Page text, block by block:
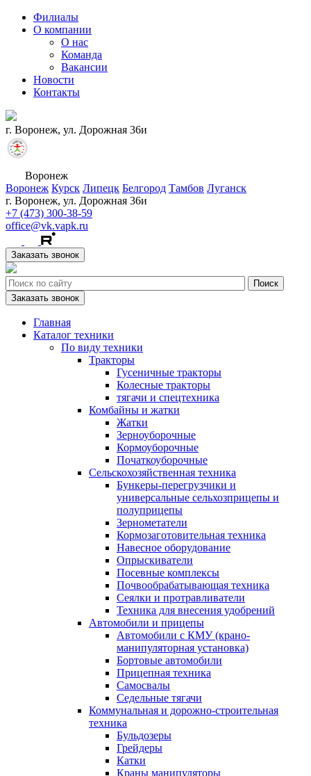
Филиалы
О компании
О нас
Команда
Вакансии
Новости
Контакты
г. Воронеж, ул. Дорожная 36и
Воронеж
Воронеж Курск Липецк Белгород Тамбов Луганск
г. Воронеж, ул. Дорожная 36и
+7 (473) 300-38-59
office@vk.vapk.ru
Заказать звонок
Заказать звонок
Главная
Каталог техники
По виду техники
Тракторы
Гусеничные тракторы
Колесные тракторы
тягачи и спецтехника
Комбайны и жатки
Жатки
Зерноуборочные
Кормоуборочные
Початкоуборочные
Сельскохозяйственная техника
Бункеры-перегрузчики и
универсальные сельхозприцепы и
полуприцепы
Зернометатели
Кормозаготовительная техника
Навесное оборудование
Опрыскиватели
Посевные комплексы
Почвообрабатывающая техника
Сеялки и протравливатели
Техника для внесения удобрений
Автомобили и прицепы
Автомобили с КМУ (крано-
манипуляторная установка)
Бортовые автомобили
Прицепная техника
Самосвалы
Седельные тягачи
Коммунальная и дорожно-строительная
техника
Бульдозеры
Грейдеры
Катки
Краны манипуляторы